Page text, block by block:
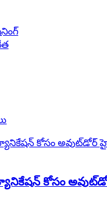
కోసం